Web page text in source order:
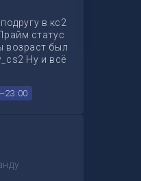
в кс2
статус
возраст был
Ну и всё